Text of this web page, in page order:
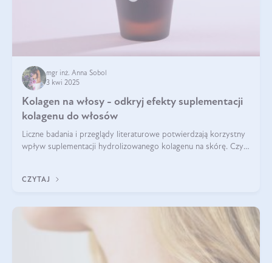
mgr inż. Anna Sobol
3 kwi 2025
Kolagen na włosy - odkryj efekty suplementacji
kolagenu do włosów
Liczne badania i przeglądy literaturowe potwierdzają korzystny
wpływ suplementacji hydrolizowanego kolagenu na skórę. Czy
CZYTAJ